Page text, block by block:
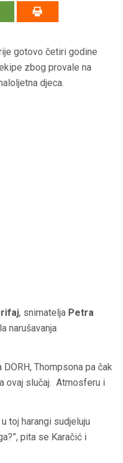
gotovo četiri godine
zbog provale na
djeca.
, snimatelja Petra
narušavanja
Thompsona pa čak
ovaj slučaj. Atmosferu i
toj harangi sudjeluju
pita se Karačić i